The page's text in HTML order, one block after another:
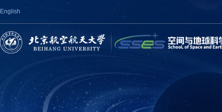
English